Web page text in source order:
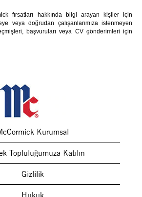
fırsatları hakkında bilgi arayan kişiler için
veya doğrudan çalışanlarımıza istenmeyen
başvuruları veya CV gönderimleri için
Kurumsal
Topluluğumuza Katılın
Gizlilik